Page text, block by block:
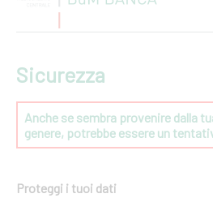
Sicurezza
Anche se sembra provenire dalla
genere, potrebbe essere un
Proteggi i tuoi dati